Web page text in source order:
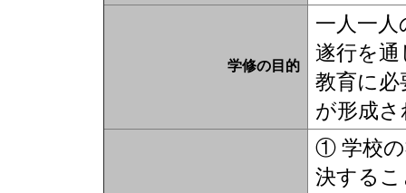
学修の目的
一人一
遂行を
教育に必
が形成
① 学校の
決する